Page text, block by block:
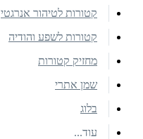
קטורות לטיהור אנרגטי
קטורות לשפע והודיה
מחזיק קטורות
שמן אתרי
בלוג
עוד...